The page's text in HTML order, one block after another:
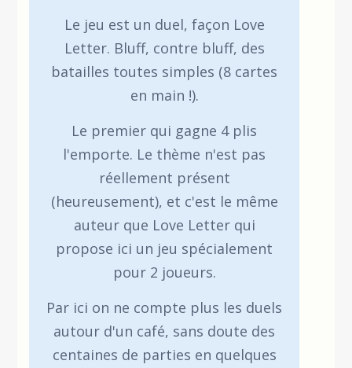
Le jeu est un duel, façon Love
Letter. Bluff, contre bluff, des
batailles toutes simples (8 cartes
en main !).
Le premier qui gagne 4 plis
l'emporte. Le thème n'est pas
réellement présent
(heureusement), et c'est le même
auteur que Love Letter qui
propose ici un jeu spécialement
pour 2 joueurs.
Par ici on ne compte plus les duels
autour d'un café, sans doute des
centaines de parties en quelques